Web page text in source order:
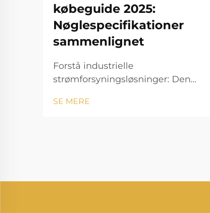
købeguide 2025:
Nøglespecifikationer
sammenlignet
Forstå industrielle
strømforsyningsløsninger: Den
generatorvejledning Når det gælder
SE MERE